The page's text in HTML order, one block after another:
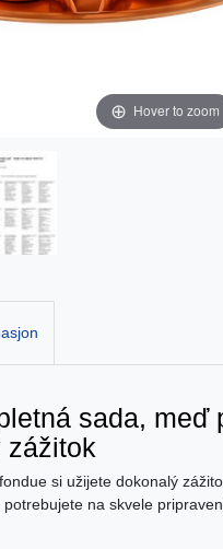
Hover to zoom
sada, meď
zážitok
si užijete dokonalý
na skvele